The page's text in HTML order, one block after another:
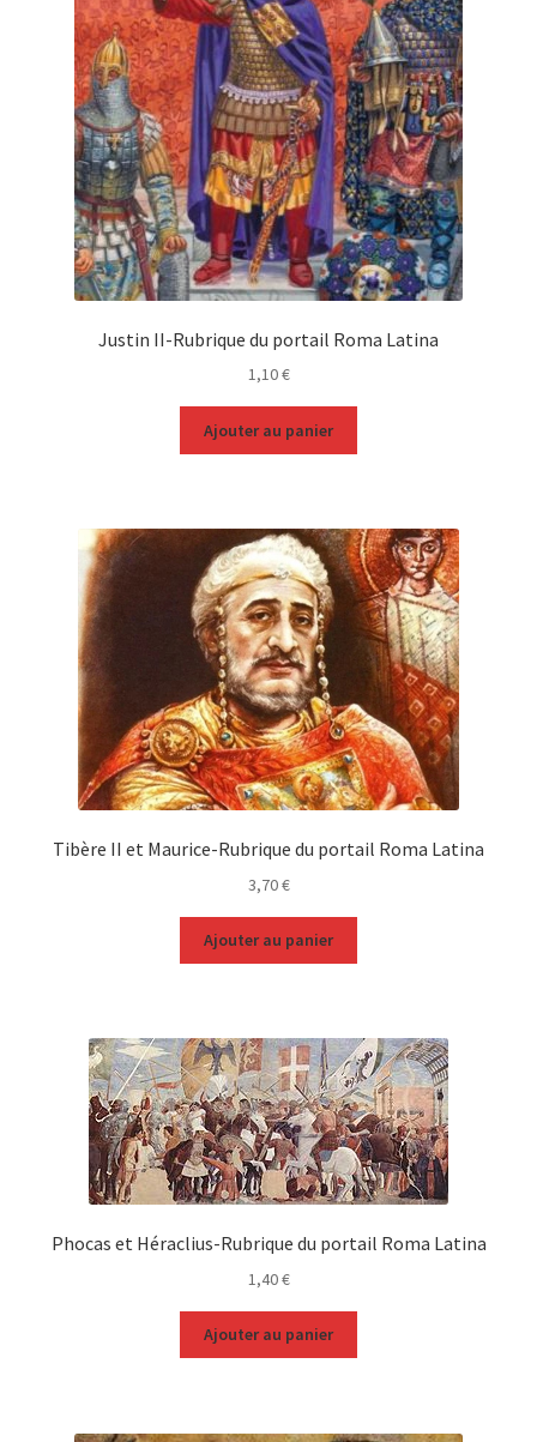
Justin II-Rubrique du portail Roma Latina
1,10€
Ajouter au panier
Tibère II et Maurice-Rubrique du portail Roma Latina
3,70€
Ajouter au panier
Phocas et Héraclius-Rubrique du portail Roma Latina
1,40€
Ajouter au panier